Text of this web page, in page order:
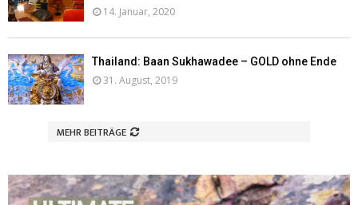
14. Januar, 2020
Thailand: Baan Sukhawadee – GOLD ohne Ende
31. August, 2019
MEHR BEITRÄGE